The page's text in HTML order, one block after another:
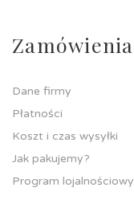
Zamówienia
Dane firmy
Płatności
Koszt i czas wysyłki
Jak pakujemy?
Program lojalnościowy